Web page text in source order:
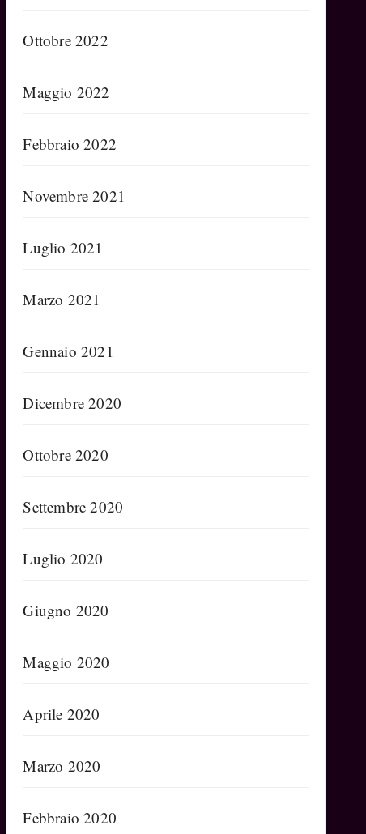
Ottobre 2022
Maggio 2022
Febbraio 2022
Novembre 2021
Luglio 2021
Marzo 2021
Gennaio 2021
Dicembre 2020
Ottobre 2020
Settembre 2020
Luglio 2020
Giugno 2020
Maggio 2020
Aprile 2020
Marzo 2020
Febbraio 2020